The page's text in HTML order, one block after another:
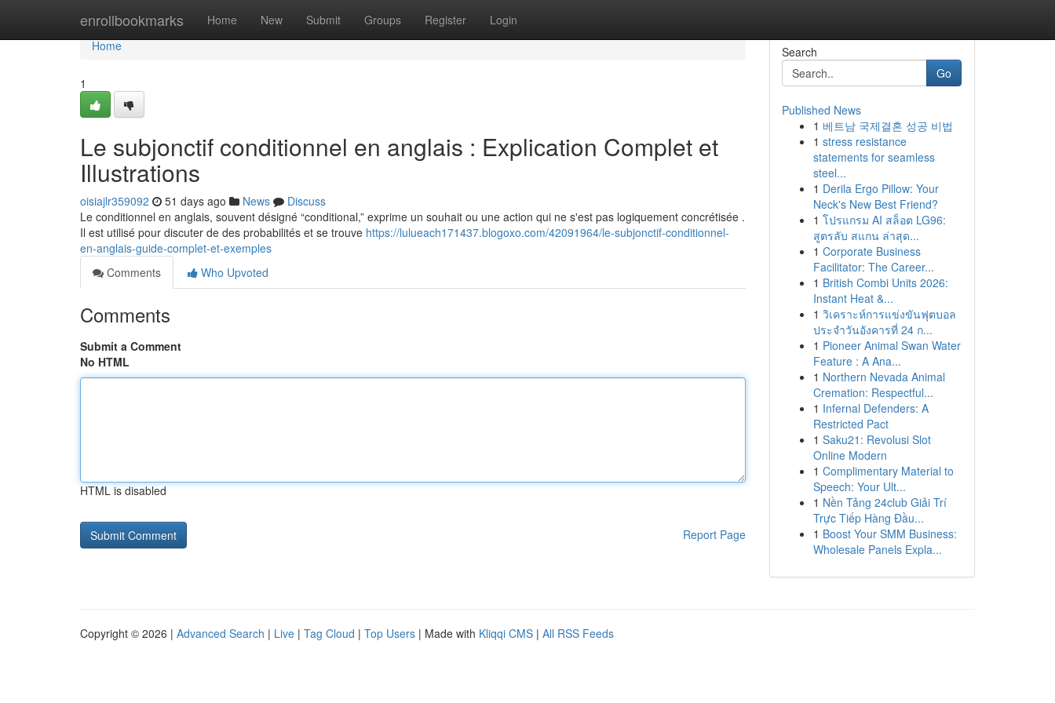
enrollbookmarks Home New Submit Groups Register Login
Home
Home
1
Le subjonctif conditionnel en anglais : Explication Complet et
Illustrations
oisiajlr359092 51 days ago News
Discuss
Le conditionnel en anglais, souvent désigné “conditional,” exprime un souhait ou une action qui ne s'est pas logiquement concrétisée .
Il est utilisé pour discuter de des probabilités et se trouve https://lulueach171437.blogoxo.com/42091964/le-subjonctif-conditionnel-
en-anglais-guide-complet-et-exemples
Comments
Who Upvoted
Comments
Submit a Comment
No HTML
HTML is disabled
Report Page
Search
Go
Published News
1 베트남 국제결혼 성공 비법
1 stress resistance
statements for seamless
steel...
1 Derila Ergo Pillow: Your
Neck's New Best Friend?
1 โปรแกรม AI สล็อต LG96:
สูตรลับ สแกน ล่าสุด...
1 Corporate Business
Facilitator: The Career...
1 British Combi Units 2026:
Instant Heat &...
1 วิเคราะห์การแข่งขันฟุตบอล
ประจำวันอังคารที่ 24 ก...
1 Pioneer Animal Swan Water
Feature : A Ana...
1 Northern Nevada Animal
Cremation: Respectful...
1 Infernal Defenders: A
Restricted Pact
1 Saku21: Revolusi Slot
Online Modern
1 Complimentary Material to
Speech: Your Ult...
1 Nền Tảng 24club Giải Trí
Trực Tiếp Hàng Đầu...
1 Boost Your SMM Business:
Wholesale Panels Expla...
Copyright © 2026 | Advanced Search | Live | Tag Cloud | Top Users | Made with Kliqqi CMS | All RSS Feeds